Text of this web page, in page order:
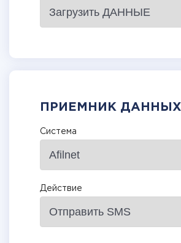
ПРИЕМНИК ДАННЫХ
Система
Действие